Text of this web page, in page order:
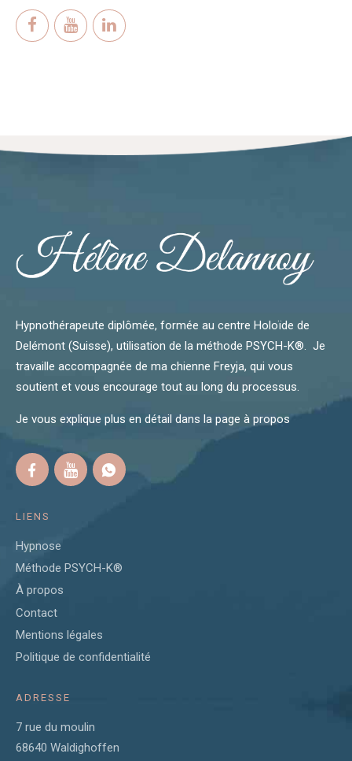
Hypnothérapeute diplômée, formée au centre Holoïde de
Delémont (Suisse), utilisation de la méthode PSYCH-K®. Je
travaille accompagnée de ma chienne Freyja, qui vous
soutient et vous encourage tout au long du processus.
Je vous explique plus en détail dans la page à propos
LIENS
Hypnose
Méthode PSYCH-K®
À propos
Contact
Mentions légales
Politique de confidentialité
ADRESSE
7 rue du moulin
68640 Waldighoffen